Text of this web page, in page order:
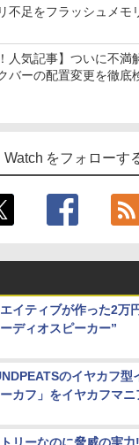
不足をフラッシュメモ
人気記事】ついに不
バーの配置変更を徹底
Watch をフォローす
イティブが作った2万
ディオスピーカー”
のイヤカフ型
カフ」をイヤカフマニ